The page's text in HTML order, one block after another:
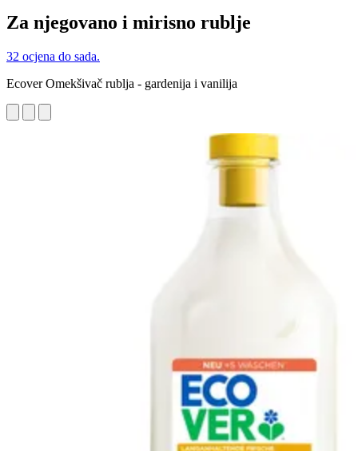
Za njegovano i mirisno rublje
32 ocjena do sada.
Ecover Omekšivač rublja - gardenija i vanilija